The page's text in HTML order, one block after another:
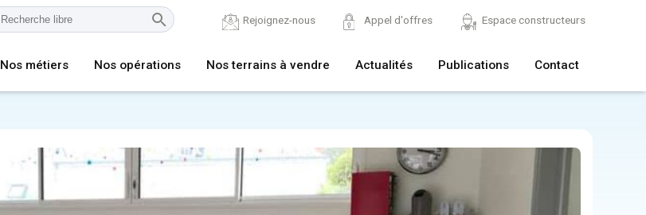
Rejoignez-nous Appel d'offres Espace constructeurs
Nos métiers Nos opérations Nos terrains à vendre Actualités Publications Contact